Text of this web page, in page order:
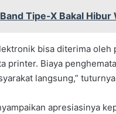
Band Tipe-X Bakal Hibur
bisa diterima
printer. Biaya
langsung,”
apresiasinya